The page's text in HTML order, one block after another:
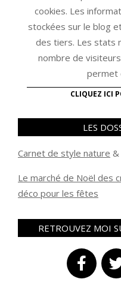
cookies. Les
stockées sur le blog
des tiers. Les stats
nombre de
permet
CLIQUEZ ICI
LES
Carnet de style nature &
Le marché de Noël des
déco pour les fêtes
RETROUVEZ MOI